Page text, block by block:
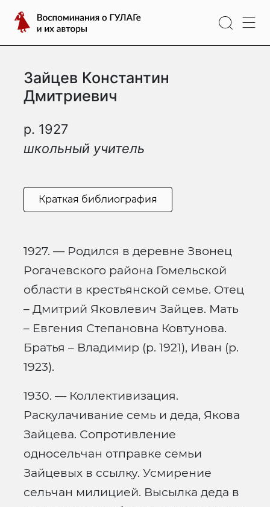
содержимому
Воспоминания
о
ГУЛАГе
их
авторы
Зайцев Константин
Дмитриевич
р. 1927
школьный учитель
Краткая библиография
1927. — Родился в деревне Звонец
Рогачевского района Гомельской
области в крестьянской семье. Отец
– Дмитрий Яковлевич Зайцев. Мать
– Евгения Степановна Ковтунова.
Братья – Владимир (р. 1921), Иван (р.
1923).
1930. — Коллективизация.
Раскулачивание семь и деда, Якова
Зайцева. Сопротивление
односельчан отправке семьи
Зайцевых в ссылку. Усмирение
сельчан милицией. Высылка деда в